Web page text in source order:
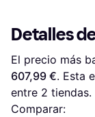
Detalles
El precio más
607,99 €. Esta
entre 2 tiendas.
Comparar: